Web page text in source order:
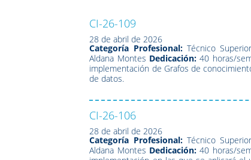
CI-26-109
28 de abril de 2026
Categoría Profesional:Técnico
Aldana Montes Dedicación:40 horas/
implementación de Grafos de
de datos.
CI-26-106
28 de abril de 2026
Categoría Profesional:Técnico
Aldana Montes Dedicación:40 horas/